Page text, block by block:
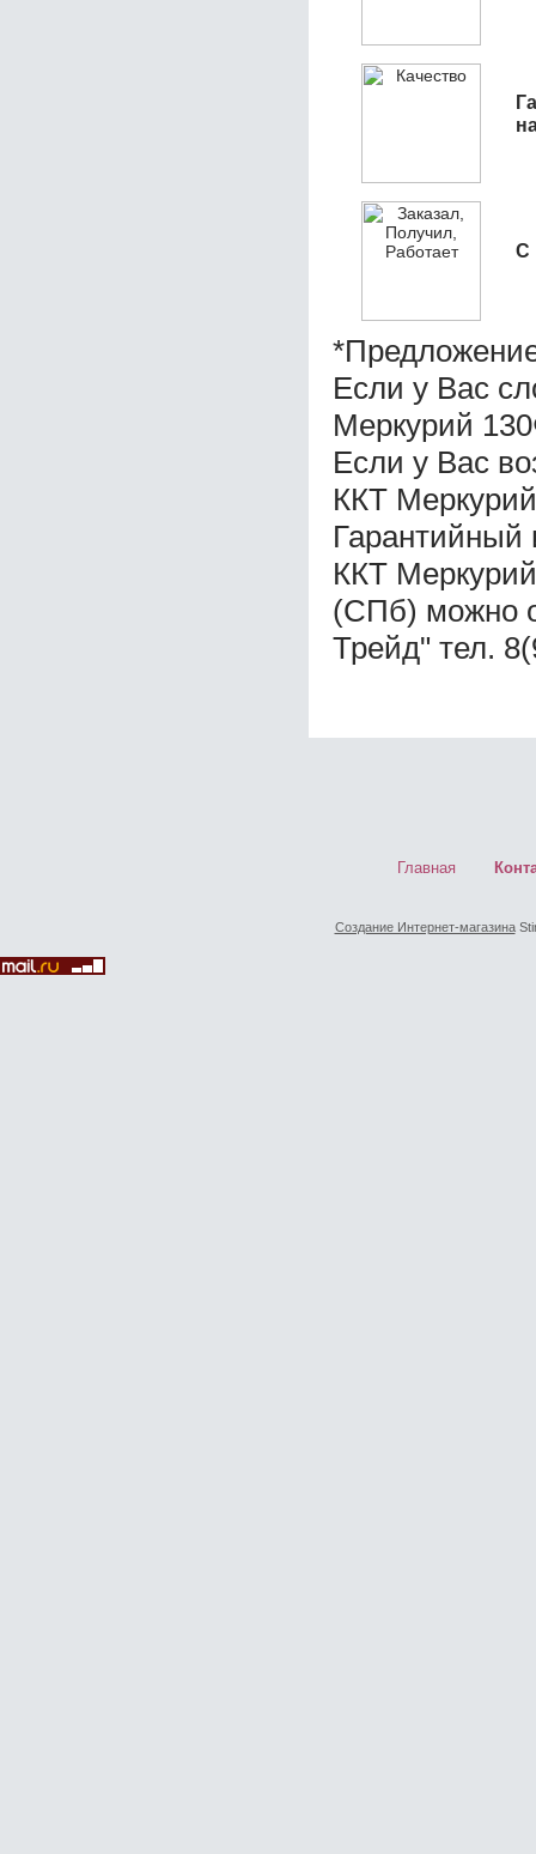
С
Если у Вас
Меркурий
Если у Вас
ККТ
Гарантийный
ККТ
(СПб) можно
Трейд" тел.
Главная
Создание Интернет-магазина